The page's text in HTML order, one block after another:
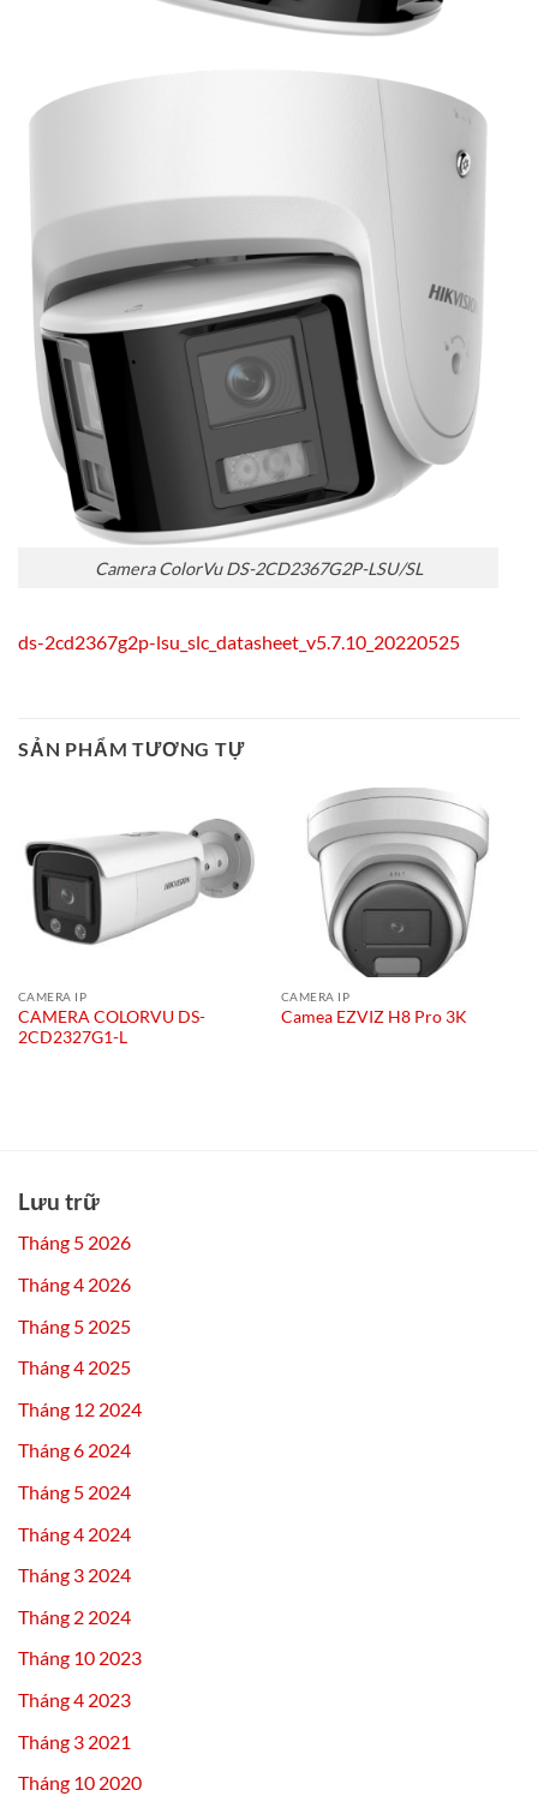
Camera ColorVu DS-2CD2367G2P-LSU/SL
ds-2cd2367g2p-lsu_slc_datasheet_v5.7.10_20220525
SẢN PHẨM TƯƠNG TỰ
CAMERA IP
CAMERA COLORVU DS-
2CD2327G1-L
CAMERA IP
Camea EZVIZ H8 Pro 3K
Lưu trữ
Tháng 5 2026
Tháng 4 2026
Tháng 5 2025
Tháng 4 2025
Tháng 12 2024
Tháng 6 2024
Tháng 5 2024
Tháng 4 2024
Tháng 3 2024
Tháng 2 2024
Tháng 10 2023
Tháng 4 2023
Tháng 3 2021
Tháng 10 2020